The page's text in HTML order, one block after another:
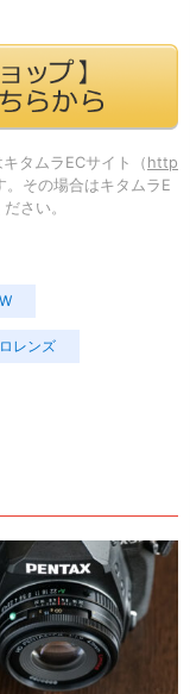
タムラECサイト（ http
。その場合はキタムラE
さい。
レンズ